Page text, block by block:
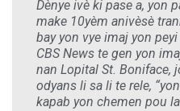
Dènye ivè ki pase a, yon
make 10yèm anivèsè
bay yon vye imaj yon
CBS News te gen yon
nan Lopital St. Boniface,
odyans li sa li te rele,
kapab yon chemen pou